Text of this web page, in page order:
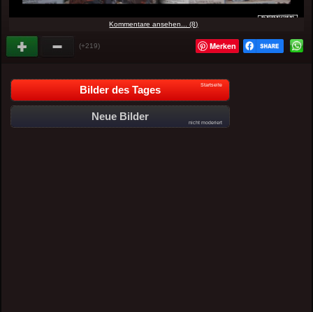
Kommentare ansehen... (8)
(+219) Merken
Bilder des Tages Startseite
Neue Bilder
nicht moderiert